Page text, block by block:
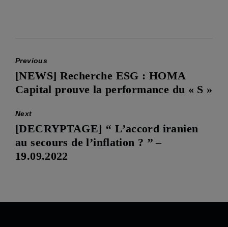
Previous
Previous
post:
[NEWS] Recherche ESG : HOMA
Capital prouve la performance du « S »
Next
Next
post:
[DECRYPTAGE] ‘‘ L’accord iranien
au secours de l’inflation ? ’’ –
19.09.2022